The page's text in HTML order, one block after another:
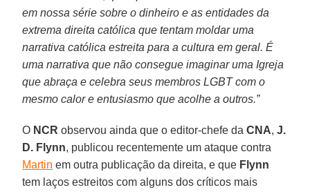
em nossa série sobre o dinheiro e as entidades da
extrema direita católica que tentam moldar uma
narrativa católica estreita para a cultura em geral. É
uma narrativa que não consegue imaginar uma Igreja
que abraça e celebra seus membros LGBT com o
mesmo calor e entusiasmo que acolhe a outros.”
O NCR observou ainda que o editor-chefe daCNA,J.
D. Flynn, publicou recentemente um ataque contra
Martin em outra publicação da direita, e que Flynn
tem laços estreitos com alguns dos críticos mais